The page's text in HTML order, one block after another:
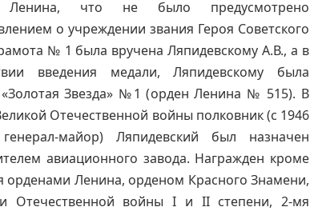
Ленина, что не было предусмотрено
о учреждении звания Героя Советского
№ 1 была вручена Ляпидевскому А.В., а в
введения медали, Ляпидевскому была
«Золотая Звезда» №1 (орден Ленина № 515). В
Отечественной войны полковник (с 1946
майор) Ляпидевский был назначен
авиационного завода. Награжден кроме
орденами Ленина, орденом Красного Знамени,
Отечественной войны I и II степени, 2-мя